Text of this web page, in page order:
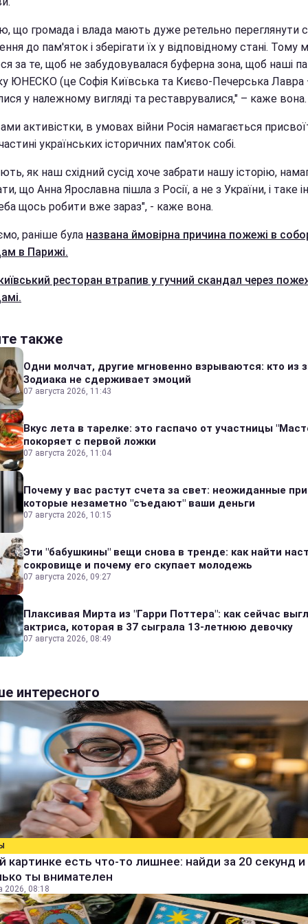
що громада і влада мають дуже ретельно переглянути
до пам'яток і зберігати їх у відповідному стані. Тому
за те, щоб не забудовувалася буферна зона, щоб наші
ЮНЕСКО (це Софія Київська та Києво-Печерська Лавра
у належному вигляді та реставрувалися," – каже вона.
активістки, в умовах війни Росія намагається
українських історичних пам'яток собі.
як наш східний сусід хоче забрати нашу історію,
що Анна Ярославна пішла з Росії, а не з України, і таке
щось робити вже зараз", - каже вона.
раніше була названа ймовірна причина пожежі в
в Парижі.
ресторан втрапив у гучний скандал через
также
Одни молчат, другие мгновенно взрываются: кто из
Зодиака не сдерживает эмоций
07 августа 2026, 11:43
Вкус лета в тарелке: это гаспачо от участницы
покоряет с первой ложки
07 августа 2026, 11:04
Почему у вас растут счета за свет: неожиданные
которые незаметно "съедают" ваши деньги
07 августа 2026, 10:15
Эти "бабушкины" вещи снова в тренде: как найти
сокровище и почему его скупает молодежь
07 августа 2026, 09:27
Плаксивая Мирта из "Гарри Поттера": как сейчас
актриса, которая в 37 сыграла 13-летнюю девочку
07 августа 2026, 08:49
интересного
картинке есть что-то лишнее: найди за 20 секунд и
ты внимателен
2026, 08:18